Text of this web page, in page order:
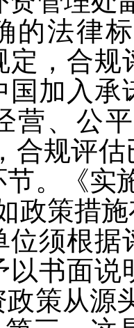
的法律
定，合
国加入承
营、公
合规评
节。《实
政策措
位须根据
以书面说
策从源